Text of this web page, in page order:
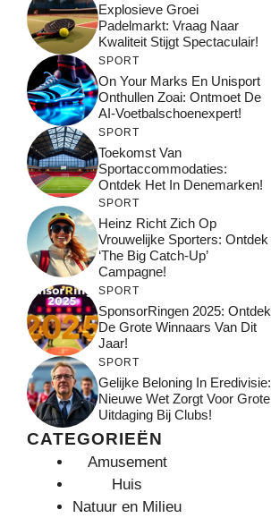
Explosieve Groei
Padelmarkt: Vraag Naar
Kwaliteit Stijgt Spectaculair!
SPORT
On Your Marks En Unisport
Onthullen Zoai: Ontmoet De
AI-Voetbalschoenexpert!
SPORT
Toekomst Van
Sportaccommodaties:
Ontdek Het In Denemarken!
SPORT
Heinz Richt Zich Op
Vrouwelijke Sporters: Ontdek
‘The Big Catch-Up’
Campagne!
SPORT
SponsorRingen 2025: Ontdek
De Grote Winnaars Van Dit
Jaar!
SPORT
Gelijke Beloning In Eredivisie:
Nieuwe Wet Zorgt Voor Grote
Uitdaging Bij Clubs!
CATEGORIEËN
Amusement
Huis
Natuur en Milieu